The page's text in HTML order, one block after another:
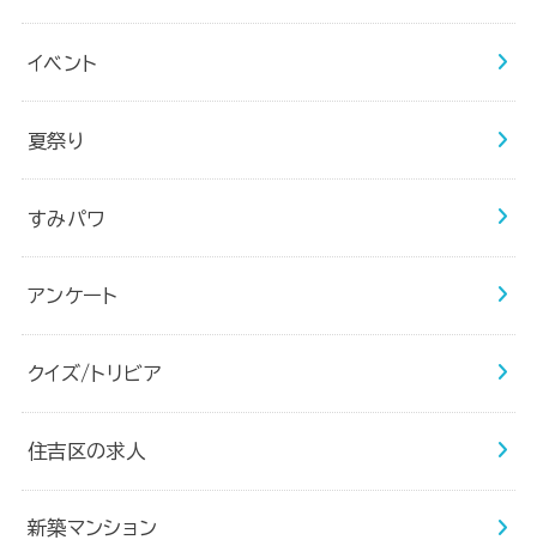
イベント
夏祭り
すみパワ
アンケート
クイズ/トリビア
住吉区の求人
新築マンション